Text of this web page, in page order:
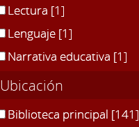
Lectura [1]
Lenguaje [1]
Narrativa educativa [1]
Ubicación
Biblioteca principal [141]